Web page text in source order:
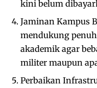
kini belum
Jaminan Kampus
mendukung
akademik agar
militer maupun
Perbaikan